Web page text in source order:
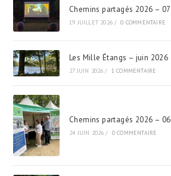
Chemins partagés 2026 – 07
19 JUILLET 2026 / 0 COMMENTAIRE
Les Mille Étangs – juin 2026
27 JUIN 2026 / 1 COMMENTAIRE
Chemins partagés 2026 – 06
24 JUIN 2026 / 0 COMMENTAIRE